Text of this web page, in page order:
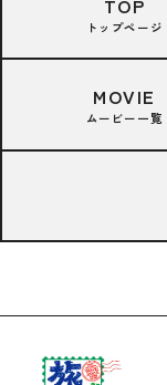
トップページ
MOVIE
ムービー一覧